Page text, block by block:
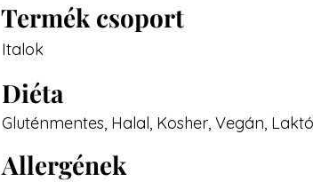
Termék csoport
Italok
Diéta
Gluténmentes, Halal, Kosher, Vegán,
Allergének